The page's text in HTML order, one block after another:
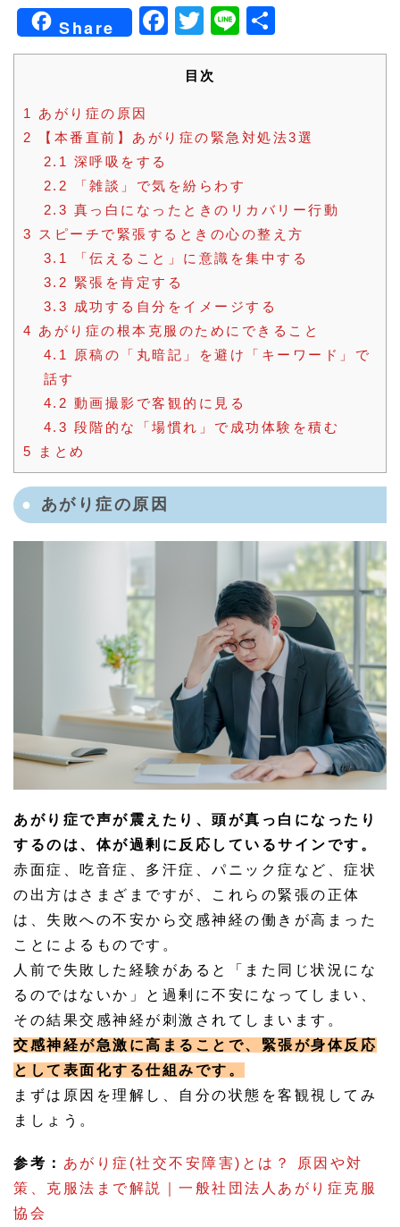
Share Facebook
Twitter
Line
共
有
目次
1
あがり症の原因
2
【本番直前】あがり症の緊急対処法3選
2.1 深呼吸をする
2.2
「雑談」で気を紛らわす
2.3 真っ白になったときのリカバリー行動
3
スピーチで緊張するときの心の整え方
3.1
「伝えること」に意識を集中する
3.2 緊張を肯定する
3.3
成功する自分をイメージする
4 あがり症の根本克服のためにできること
4.1
原稿の「丸暗記」を避け「キーワード」で
話す
4.2 動画撮影で客観的に見る
4.3 段階的な「場慣れ」で成功体験を積む
5
まとめ
あがり症の原因
あがり症で声が震えたり、頭が真っ白になったり
するのは、体が過剰に反応しているサインです。
赤面症、吃音症、多汗症、パニック症など、症状
の出方はさまざまですが、これらの緊張の正体
は、失敗への不安から交感神経の働きが高まった
ことによるものです。
人前で失敗した経験があると「また同じ状況にな
るのではないか」と過剰に不安になってしまい、
その結果交感神経が刺激されてしまいます。
交感神経が急激に高まることで、緊張が身体反応
として表面化する仕組みです。
まずは原因を理解し、自分の状態を客観視してみ
ましょう。
参考： あがり症(社交不安障害)とは？ 原因や対
策、克服法まで解説｜一般社団法人あがり症克服
協会